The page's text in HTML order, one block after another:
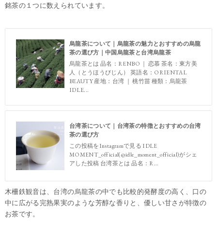
銘茶の１つに数えられています。
烏龍茶について｜烏龍茶の魅力とおすすめの烏龍
茶の選び方｜中国烏龍茶と台湾烏龍茶
烏龍茶とは 品名：RENBO ｜ 恋慕 茶名：東方美
人（とうほうびじん） 英語名：ORIENTAL
BEAUTY 産地：台湾 ｜ 桃竹苗 種類：烏龍茶
IDLE...
台湾茶について｜台湾茶の特徴とおすすめの台湾
茶の選び方
この投稿をInstagramで見る IDLE
MOMENT_official(@idle_moment_official)がシェ
アした投稿 台湾茶とは 品名：R...
木柵鉄観音は、台湾の烏龍茶の中でも比較的発酵度の高く、口の
中に広がる完熟果実のような芳醇な香りと、優しい甘さが特徴の
お茶です。